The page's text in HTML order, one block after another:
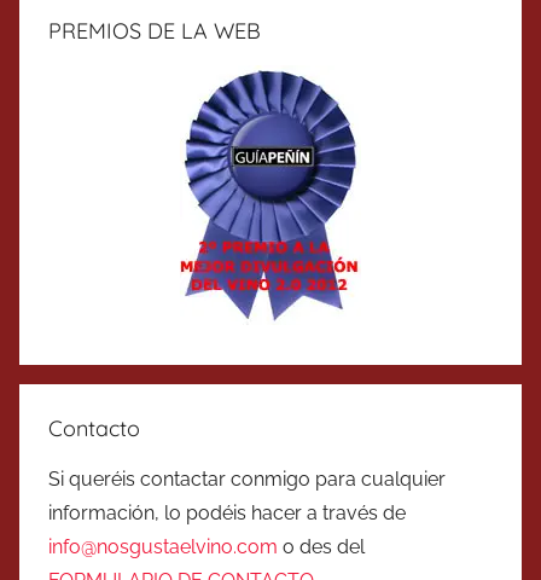
PREMIOS DE LA WEB
Contacto
Si queréis contactar conmigo para cualquier
información, lo podéis hacer a través de
info@nosgustaelvino.com o des del